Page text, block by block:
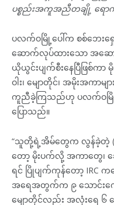
ပစ္စည်းအကူအညီတချို့ ရေ
ပလက်ဝမြို့ပေါ်က စစ်ဘေးရှေ
ဆောက်လုပ်ထားသော အဆောက်
ယိုယွင်းပျက်စီးနေပြီဖြစ်ကာ
ဝါး၊ မျောတိုင်၊ အမိုးအကာ
ကူညီခဲ့ကြသည်ဟု ပလက်ဝမြို့
ပြောသည်။
“သူတို့ရဲ့အိမ်တွေက လွန်ခဲ့တဲ့ (
တော့ မိုးပက်လို့ အကာတွေ၊
ရင် ပြိုပျက်ကုန်တော့ IRC
အရေအတွက်က ၉ သောင်းကျ
မျောတိုင်လည်း အလုံးရေ ၆